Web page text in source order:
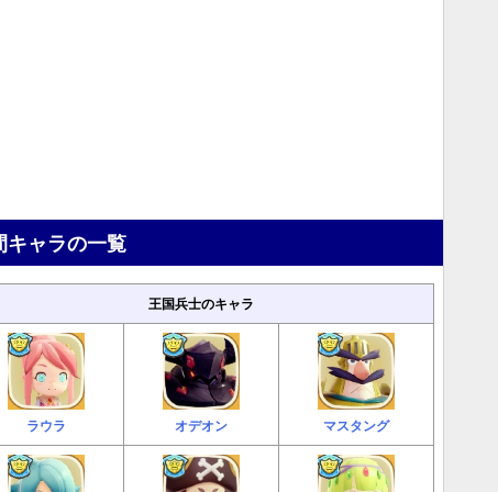
キャラの一覧
王国兵士のキャラ
ラウラ オデオン マスタング